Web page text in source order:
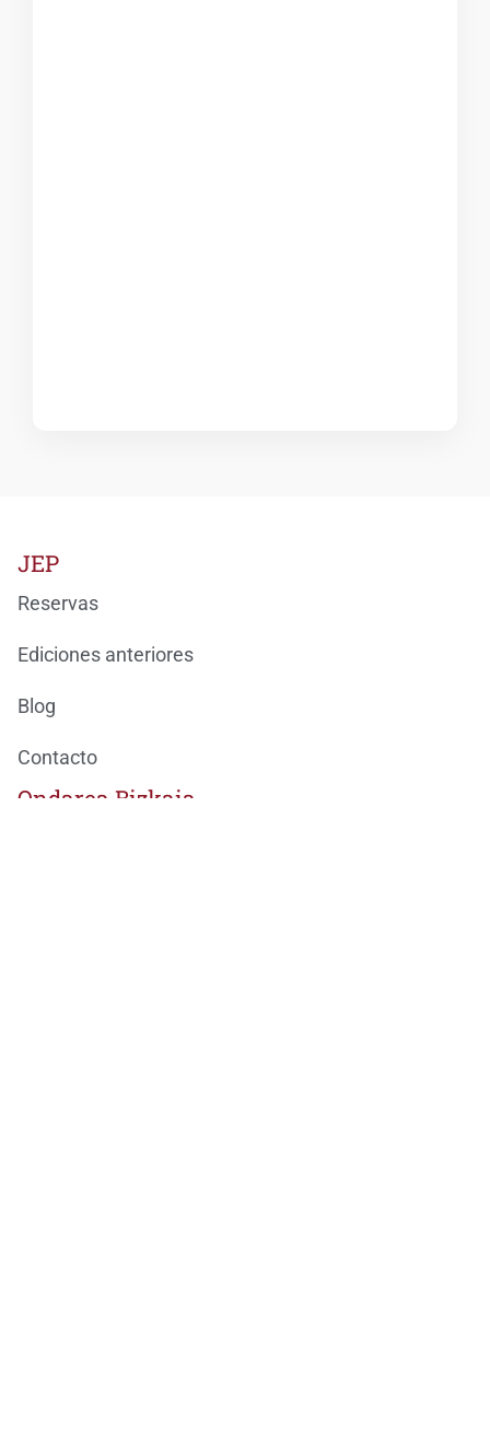
Ondarea Bizkaia
JEP
Reservas
Ediciones anteriores
Blog
Contacto